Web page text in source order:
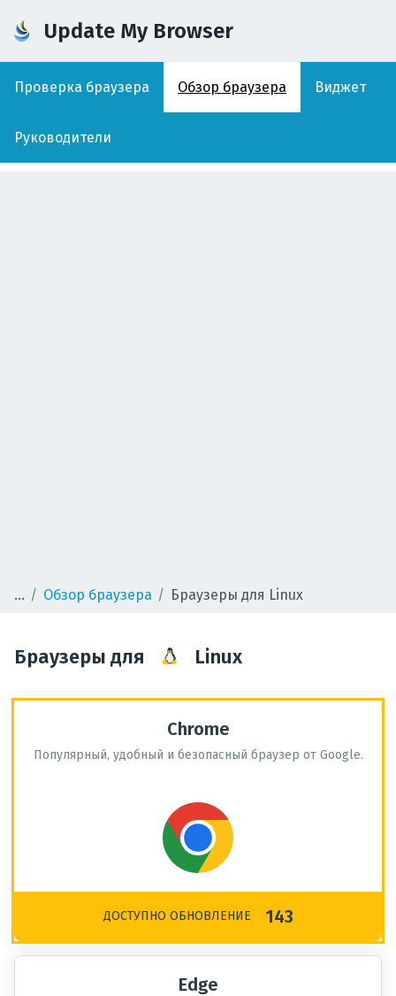
Update My Browser
Проверка браузера Обзор браузера Виджет
Руководители
Обзор браузера Браузеры для Linux
Браузеры для Linux
Chrome
Популярный, удобный и безопасный браузер от Google.
ДОСТУПНО ОБНОВЛЕНИЕ 143
Edge